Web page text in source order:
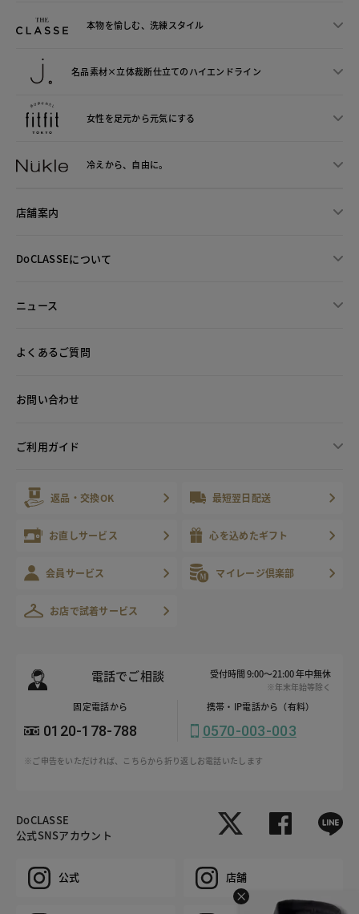
本物を愉しむ、洗練スタイル
名品素材×立体裁断仕立てのハイエンドライン
女性を足元から元気にする
冷えから、 自由に。
店舗案内
DoCLASSEについて
ニュース
よくあるご質問
お問い合わせ
ご利用ガイド
返品・交換OK 最短翌日配送
お直しサービス 心を込めたギフト
会員サービス マイレージ倶楽部
お店で試着サービス
電話でご相談 受付時間 9:00～21:00 年中無休
※年末年始等除く
固定電話から
0120-178-788
携帯・IP電話から（有料）
0570-003-003
※ご申告をいただければ、こちらから折り返しお電話いたします
DoCLASSE
公式SNSアカウント
公式 店舗